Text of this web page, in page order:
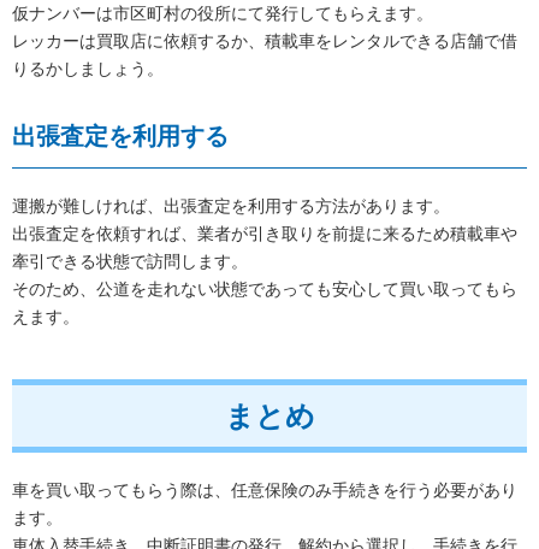
仮ナンバーは市区町村の役所にて発行してもらえます。
レッカーは買取店に依頼するか、積載車をレンタルできる店舗で借
りるかしましょう。
出張査定を利用する
運搬が難しければ、出張査定を利用する方法があります。
出張査定を依頼すれば、業者が引き取りを前提に来るため積載車や
牽引できる状態で訪問します。
そのため、公道を走れない状態であっても安心して買い取ってもら
えます。
まとめ
車を買い取ってもらう際は、任意保険のみ手続きを行う必要があり
ます。
車体入替手続き、中断証明書の発行、解約から選択し、手続きを行